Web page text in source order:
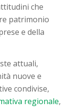
che
patrimonio
e della
attuali,
nuove e
condivise,
regionale,